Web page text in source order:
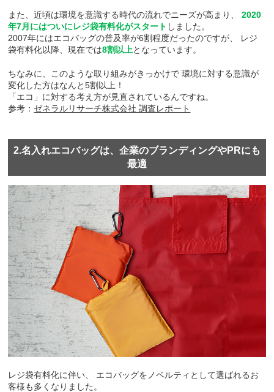
また、近頃は環境を意識する時代の流れでニーズが高まり、
2020
年7月にはついにレジ袋有料化がスタート しました。
2007年にはエコバッグの普及率が6割程度だったのですが、
レジ
袋有料化以降、現在では8割以上となっています。
ちなみに、このような取り組みがきっかけで 環境に対する意識が
変化した方はなんと5割以上！
「エコ」に対する考え方が見直されているんですね。
参考： ゼネラルリサーチ株式会社 調査レポート
2.名入れエコバッグは、企業のブランディングやPRにも
最適
レジ袋有料化に伴い、
エコバッグをノベルティとして選ばれるお
客様も多くなりました。